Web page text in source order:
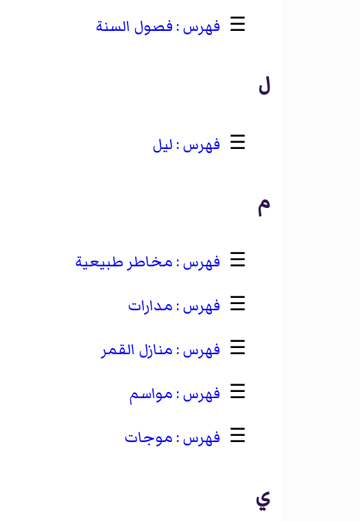
☰ فصول السنة
ل
☰ ليل
م
☰
مخاطر طبيعية
☰
مدارات
☰
منازل القمر
☰
مواسم
☰
موجات
ي